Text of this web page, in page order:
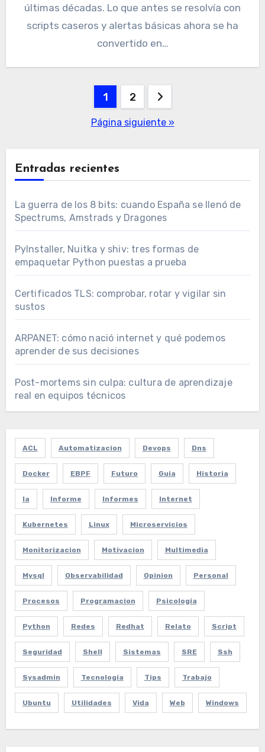
últimas décadas. Lo que antes se resolvía con
scripts caseros y alertas básicas ahora se ha
convertido en…
Paginación1 2
Página siguiente »
Entradas recientes
La guerra de los 8 bits: cuando España se llenó de
Spectrums, Amstrads y Dragones
PyInstaller, Nuitka y shiv: tres formas de
empaquetar Python puestas a prueba
Certificados TLS: comprobar, rotar y vigilar sin
sustos
ARPANET: cómo nació internet y qué podemos
aprender de sus decisiones
Post-mortems sin culpa: cultura de aprendizaje
real en equipos técnicos
ACL Automatizacion Devops Dns
Docker EBPF Futuro Guia Historia
Ia Informe Informes Internet
Kubernetes Linux Microservicios
Monitorizacion Motivacion Multimedia
Mysql Observabilidad Opinion Personal
Procesos Programacion Psicologia
Python Redes Redhat Relato Script
Seguridad Shell Sistemas SRE Ssh
Sysadmin Tecnologia Tips Trabajo
Ubuntu Utilidades Vida Web Windows